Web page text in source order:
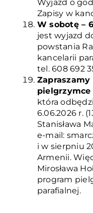
Wyjazd o
Zapisy w
W sobotę –
jest wyjazd
powstania
kancelarii
tel. 608 692
pielgrzymce
która
6.06.2026 r.
Stanisława
e-mail:
i w sierpniu
Armenii.
Mirosława
program
parafialnej.